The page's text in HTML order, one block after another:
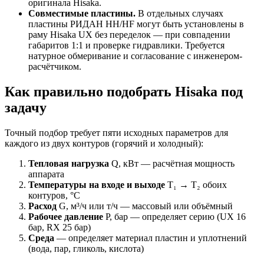
оригинала Hisaka.
Совместимые пластины. В отдельных случаях
пластины РИДАН HH/HF могут быть установлены в
раму Hisaka UX без переделок — при совпадении
габаритов 1:1 и проверке гидравлики. Требуется
натурное обмеривание и согласование с инженером-
расчётчиком.
Как правильно подобрать Hisaka под
задачу
Точный подбор требует пяти исходных параметров для
каждого из двух контуров (горячий и холодный):
Тепловая нагрузка Q, кВт — расчётная мощность
аппарата
Температуры на входе и выходе T₁ → T₂ обоих
контуров, °C
Расход G, м³/ч или т/ч — массовый или объёмный
Рабочее давление P, бар — определяет серию (UX 16
бар, RX 25 бар)
Среда — определяет материал пластин и уплотнений
(вода, пар, гликоль, кислота)